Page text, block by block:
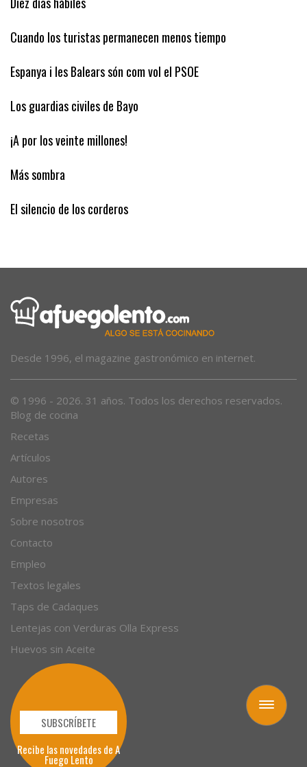
Toggle
navigation
Cuando los turistas permanecen menos tiempo
Espanya i les Balears són com vol el PSOE
Los guardias civiles de Bayo
¡A por los veinte millones!
Más sombra
El silencio de los corderos
Desde 1996, el magazine gastronómico en internet.
© 1996 - 2026. 31 años. Todos los derechos reservados.
Blog de cocina
Recetas
Artículos
Autores
Empresas
Sobre nosotros
Contacto
Empleo
Textos legales
Taps de Cadaques
Lentejas con Verduras Olla Express
Huevos sin Aceite
SUBSCRÍBETE
Recibe las novedades de A
Fuego Lento